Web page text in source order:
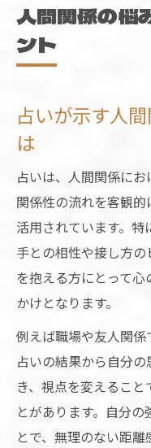
占いを信じ
職場人間関
る方法
人間関係占
ント
占いがサポ
ーチ
無料占いで
未来の人間関係
これからの
予測
人間関係の悩
ント
占いが示す人
は
占いは、人間関係にお
関係性の流れを客観
活用されています。
手との相性や接し方
を抱える方にとって
かけとなります。
例えば職場や友人関係
占いの結果から自分
き、視点を変えるこ
とがあります。自分
とで、無理のない距